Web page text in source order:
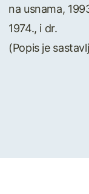
na usnama,
1974., i dr.
(Popis je